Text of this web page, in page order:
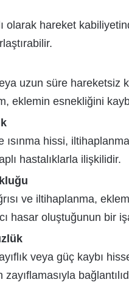
olarak hareket
uzun süre hareketsiz
eklemin esnekliğini
ısınma hissi,
hastalıklarla ilişkilidir.
ve iltihaplanma,
hasar oluştuğunun bir
veya güç kaybı